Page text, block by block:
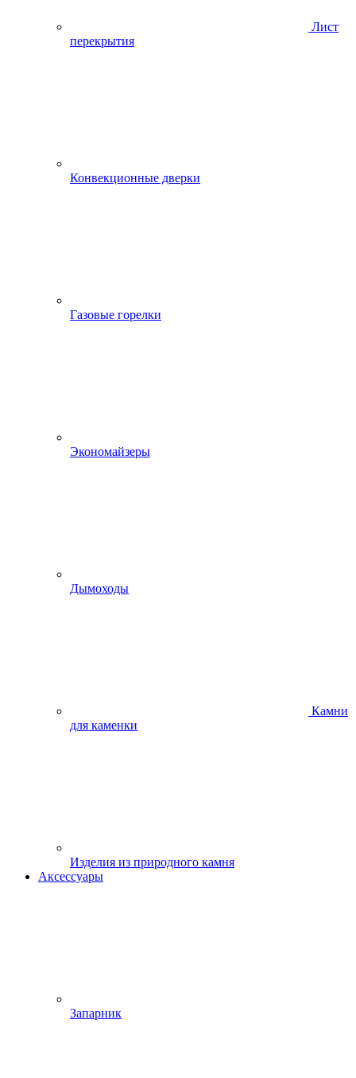
Лист
перекрытия
Конвекционные дверки
Газовые горелки
Экономайзеры
Дымоходы
Камни
для каменки
Изделия из природного камня
Аксессуары
Запарник